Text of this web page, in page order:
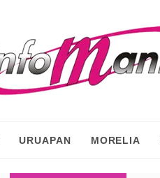
URUAPAN MORELIA